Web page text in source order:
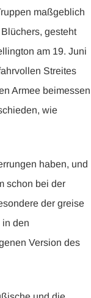
maßgeblich
gesteht
am 19. Juni
Streites
Armee beimessen
wie
haben, und
schon bei der
der greise
in den
Version des